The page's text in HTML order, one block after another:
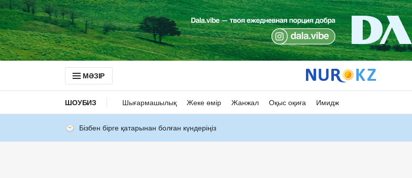
МӘЗІР
ШОУБИЗ Шығармашылық Жеке өмір Жанжал Оқыс оқиға Имидж
Бізбен бірге қатарынан болған күндеріңіз